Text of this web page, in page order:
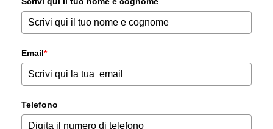
Email*
Telefono